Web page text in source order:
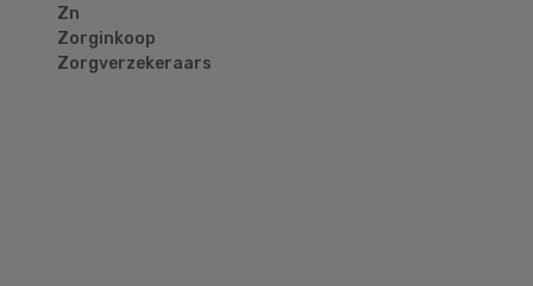
Zn
Zorginkoop
Zorgverzekeraars